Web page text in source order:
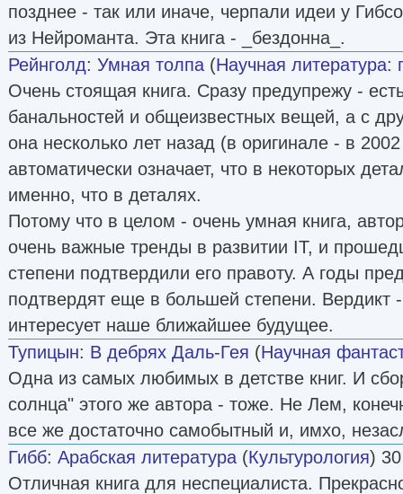
позднее - так или иначе, черпали идеи у
из Нейроманта. Эта книга - _бездонна_.
Рейнголд: Умная толпа (Научная литература:
Очень стоящая книга. Сразу предупрежу -
банальностей и общеизвестных вещей, а с
она несколько лет назад (в оригинале - в
автоматически означает, что в некоторых
именно, что в деталях.
Потому что в целом - очень умная книга,
очень важные тренды в развитии IT, и
степени подтвердили его правоту. А годы
подтвердят еще в большей степени. Вердикт -
интересует наше ближайшее будущее.
Тупицын: В дебрях Даль-Гея (Научная
Одна из самых любимых в детстве книг. И
солнца" этого же автора - тоже. Не Лем,
все же достаточно самобытный и, имхо,
Гибб: Арабская литература (Культурология)
Отличная книга для неспециалиста.